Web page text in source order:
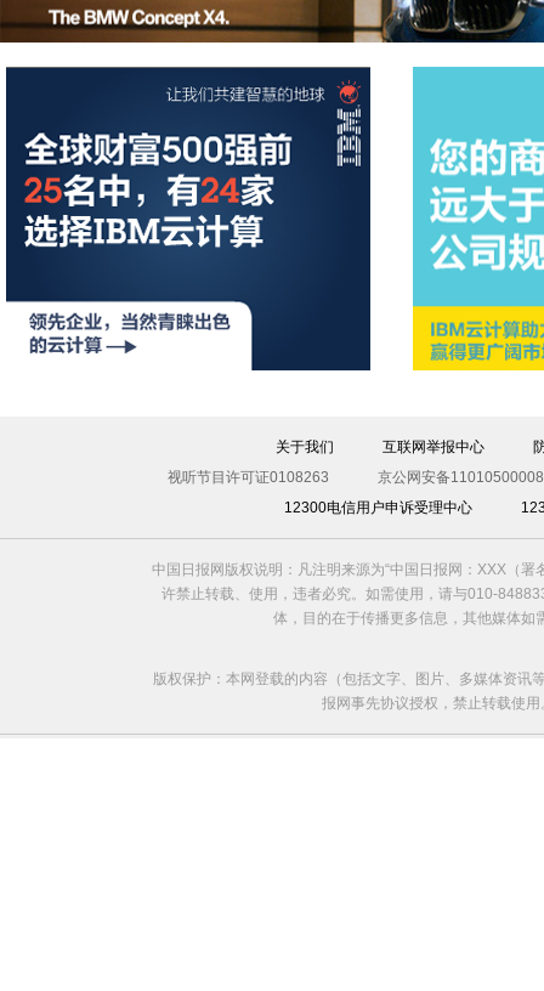
关于我们 互联网举报中心
视听节目许可证0108263
京公网安备
12300电信用户申诉受理中心
中国日报网版权说明：凡注明来源为“中国日报网：XXX（
许禁止转载、使用，违者必究。如需使用，请与010-
体，目的在于传播更多信息，其他媒体
版权保护：本网登载的内容（包括文字、图片、多媒体资
报网事先协议授权，禁止转载使